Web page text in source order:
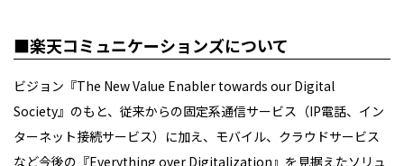
■楽天コミュニケーションズについて
ビジョン『The New Value Enabler towards our Digital
Society』のもと、従来からの固定系通信サービス（IP電話、イン
ターネット接続サービス）に加え、モバイル、クラウドサービス
など今後の『Everything over Digitalization 』を見据えたソリュ